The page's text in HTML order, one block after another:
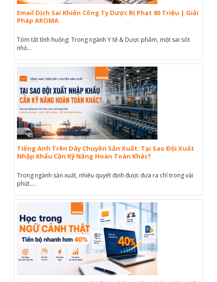
Email Dịch Sai Khiến Công Ty Dược Bị Phạt 80 Triệu | Giải
Pháp AROMA
Tóm tắt tình huống: Trong ngành Y tế & Dược phẩm, một sai sót
nhỏ...
Tiếng Anh Trên Dây Chuyền Sản Xuất: Tại Sao Đội Xuất
Nhập Khẩu Cần Kỹ Năng Hoàn Toàn Khác?
Trong ngành sản xuất, nhiều quyết định được đưa ra chỉ trong vài
phút....